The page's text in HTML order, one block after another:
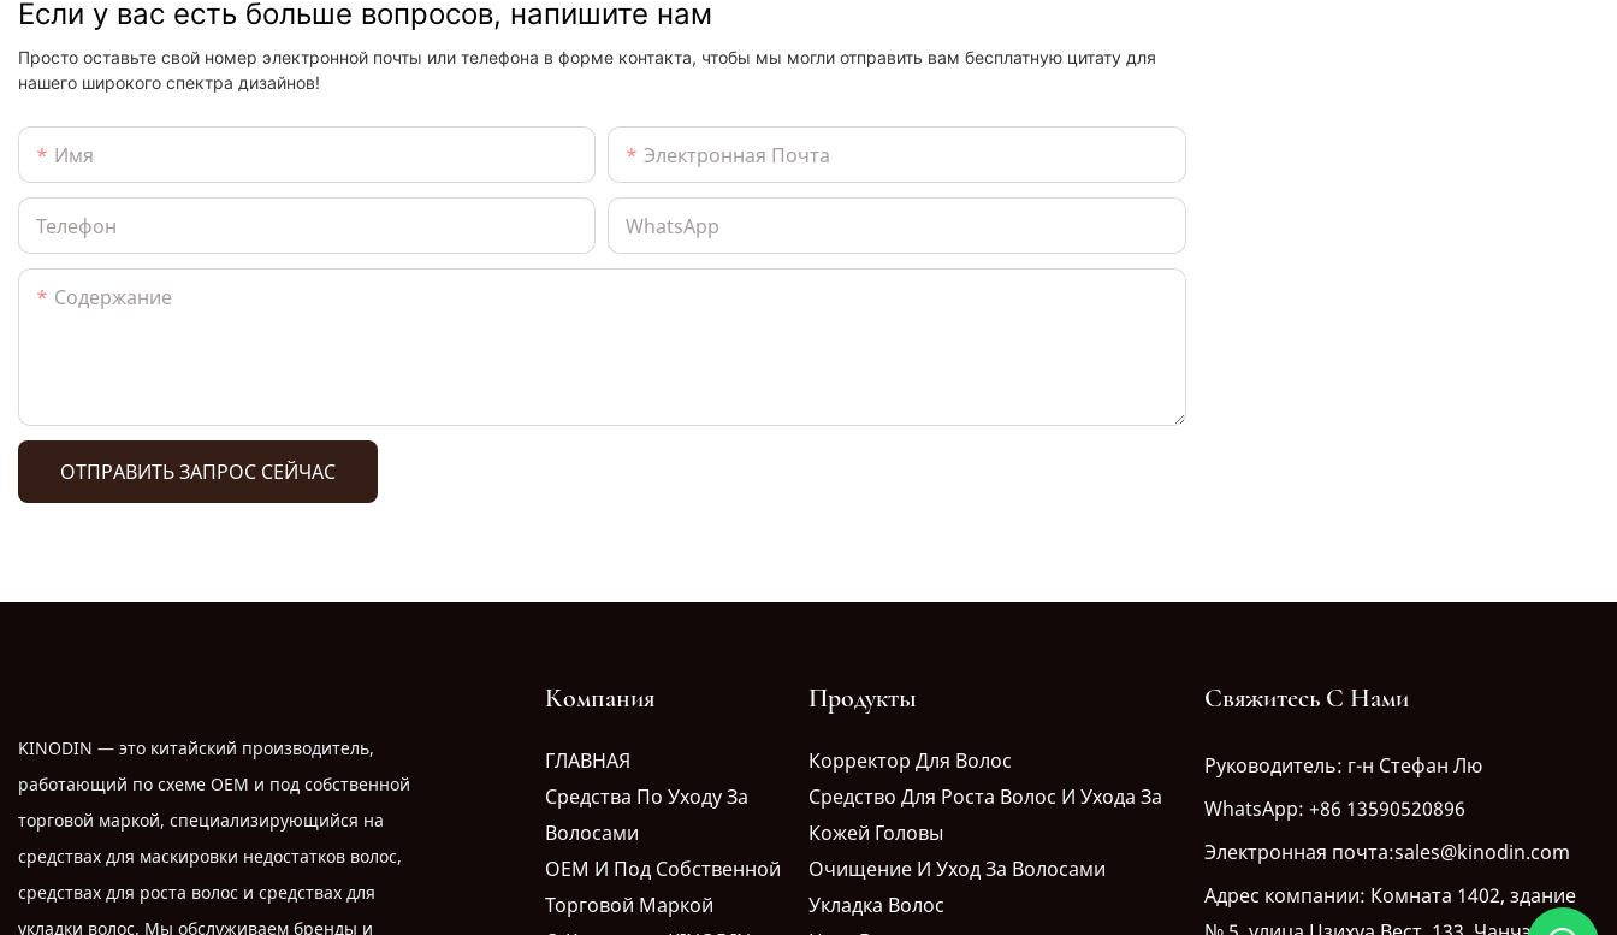
Если у вас есть больше вопросов, напишите нам
Просто оставьте свой номер электронной почты или телефона в форме контакта, чтобы мы могли отправить вам бесплатную цитату для
нашего широкого спектра дизайнов!
Имя Электронная Почта
Телефон WhatsApp
Содержание
ОТПРАВИТЬ ЗАПРОС СЕЙЧАС
KINODIN — это китайский производитель,
работающий по схеме OEM и под собственной
торговой маркой, специализирующийся на
средствах для маскировки недостатков волос,
средствах для роста волос и средствах для
укладки волос. Мы обслуживаем бренды и
Компания
ГЛАВНАЯ
Средства По Уходу За
Волосами
OEM И Под Собственной
Торговой Маркой
Продукты
Корректор Для Волос
Средство Для Роста Волос И Ухода За
Кожей Головы
Очищение И Уход За Волосами
Укладка Волос
Свяжитесь С Нами
Руководитель: г-н Стефан Лю
WhatsApp: +86 13590520896
Электронная почта:sales@kinodin.com
Адрес компании: Комната 1402, здание